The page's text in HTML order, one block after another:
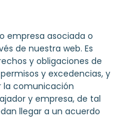
empresa asociada o
de nuestra web. Es
y obligaciones de
y excedencias, y
la comunicación
y empresa, de tal
llegar a un acuerdo